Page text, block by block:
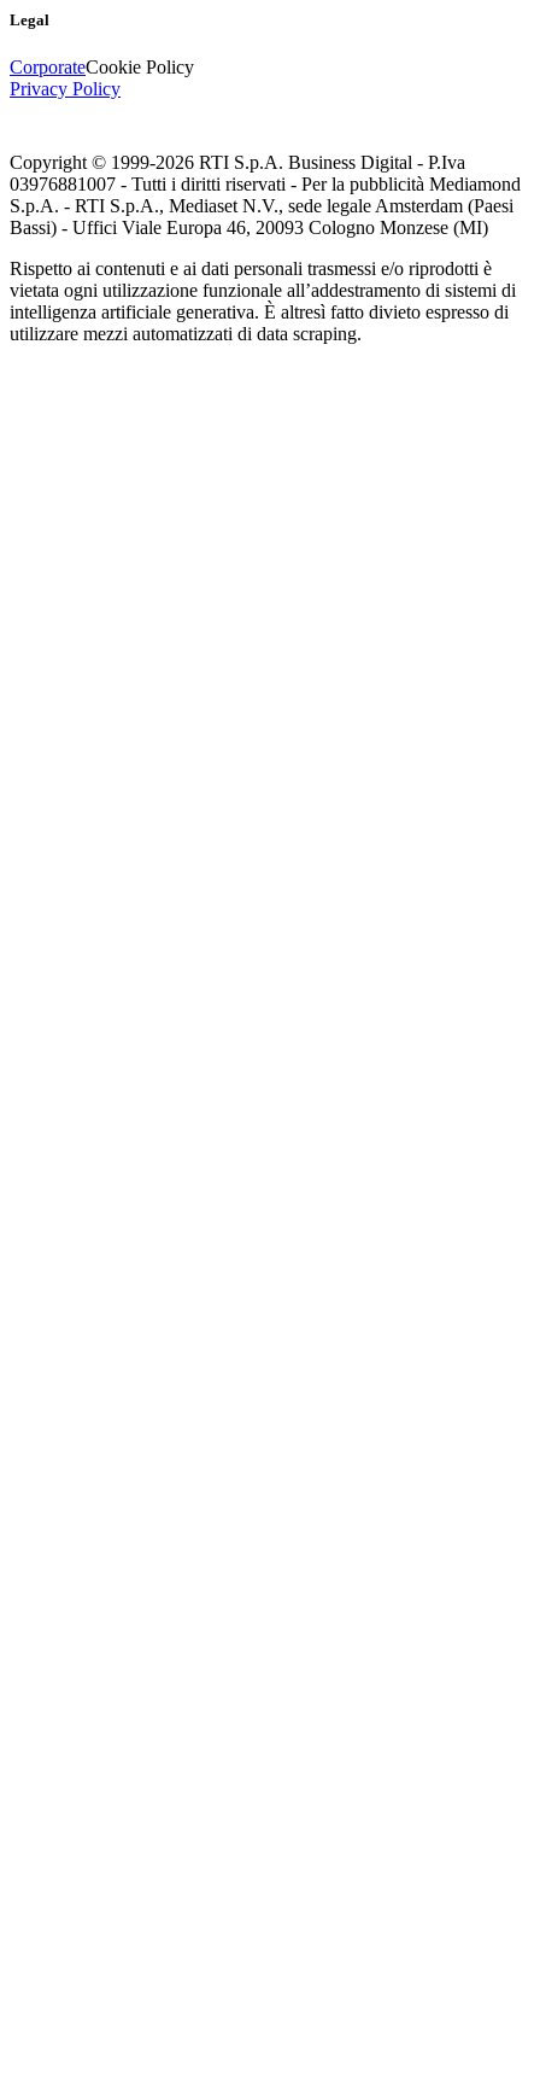
Legal
CorporateCookie Policy
Privacy Policy
Copyright © 1999-2026 RTI S.p.A. Business Digital - P.Iva
03976881007 - Tutti i diritti riservati - Per la pubblicità Mediamond
S.p.A. - RTI S.p.A., Mediaset N.V., sede legale Amsterdam (Paesi
Bassi) - Uffici Viale Europa 46, 20093 Cologno Monzese (MI)
Rispetto ai contenuti e ai dati personali trasmessi e/o riprodotti è
vietata ogni utilizzazione funzionale all’addestramento di sistemi di
intelligenza artificiale generativa. È altresì fatto divieto espresso di
utilizzare mezzi automatizzati di data scraping.